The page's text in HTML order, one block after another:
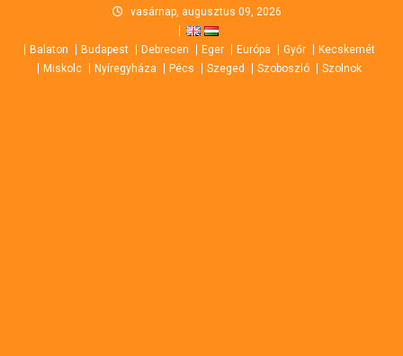
content
vasárnap, augusztus 09, 2026
Balaton Budapest Debrecen Eger Európa Győr
Kecskemét
Miskolc
Nyíregyháza Pécs Szeged Szoboszló Szolnok